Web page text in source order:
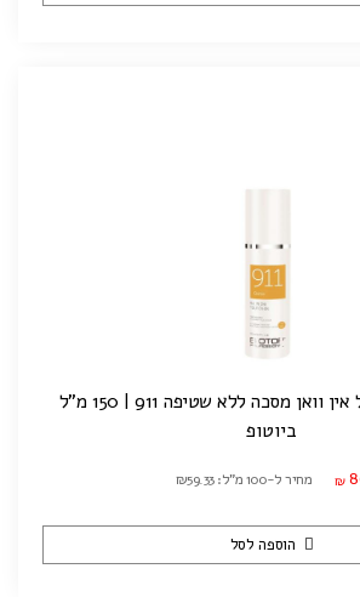
ביוטופ
₪ מחיר ל-100 מ"ל: ₪59.33
הוספה לסל